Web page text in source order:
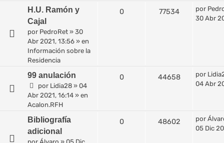
H.U. Ramón y
Cajal
por PedroRet » 30
Abr 2021, 13:56 » en
Información sobre la
Residencia
0 77534 por
30 Abr
99 anulación
por Lidia28 » 04
Abr 2021, 16:14 » en
Acalon.RFH
0 44658 por
04 Abr
Bibliografía
adicional
0 48602 por
05 Dic